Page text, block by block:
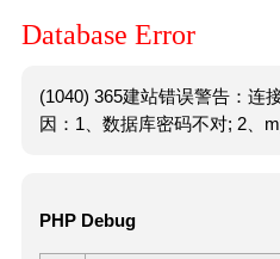
Database Error
(1040) 365建站错误警告：连
因：1、数据库密码不对; 2、
PHP Debug